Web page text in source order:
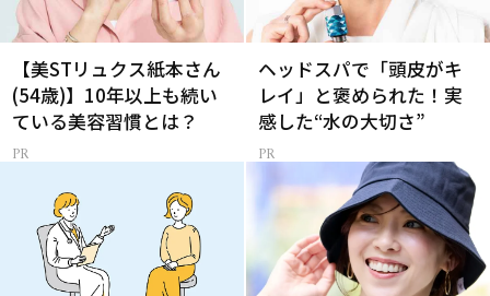
【美STリュクス紙本さん
(54歳)】10年以上も続い
ている美容習慣とは？
ヘッドスパで「頭皮がキ
レイ」と褒められた！実
感した“水の大切さ”